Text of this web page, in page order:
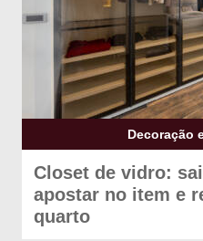
Decoração
Closet de vidro:
apostar no item e
quarto